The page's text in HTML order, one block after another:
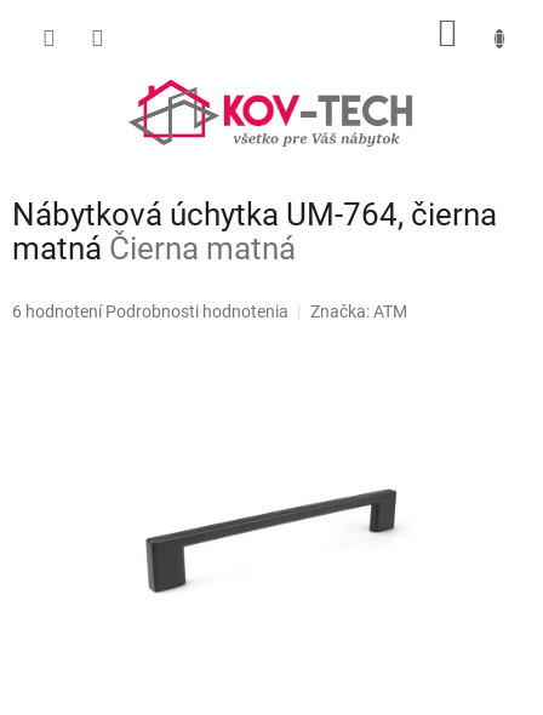
Nábytková úchytka UM-764, čierna
matná Čierna matná
Priemerné
6 hodnotení Podrobnosti hodnotenia Značka:ATM